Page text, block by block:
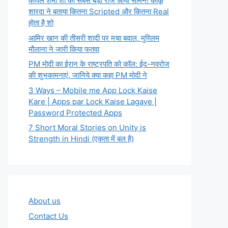
शारदा ने बताया कितना Scripted और कितना Real
होता है शो
आमिर खान की तीसरी शादी पर मचा बवाल, मुस्लिम
मौलाना ने जारी किया फतवा
PM मोदी का ईरान के राष्ट्रपति को कॉल: ईद-नवरोज
की शुभकामनाएं, जानिये क्या कहा PM मोदी ने
3 Ways – Mobile me App Lock Kaise
Kare | Apps par Lock Kaise Lagaye |
Password Protected Apps
7 Short Moral Stories on Unity is
Strength in Hindi (एकता में बल है)
About us
Contact Us